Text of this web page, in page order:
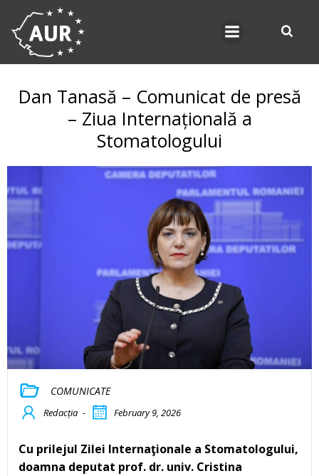
Dan Tanasă – Comunicat de presă
– Ziua Internațională a
Stomatologului
COMUNICATE
Redacția - February 9, 2026
Cu prilejul Zilei Internaţionale a Stomatologului,
doamna deputat prof. dr. univ. Cristina